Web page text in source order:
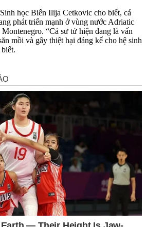
học Biển Ilija Cetkovic cho biết, cá
phát triển mạnh ở vùng nước Adriatic
“Cá sư tử hiện đang là vấn
mồi và gây thiệt hại đáng kể cho hệ sinh